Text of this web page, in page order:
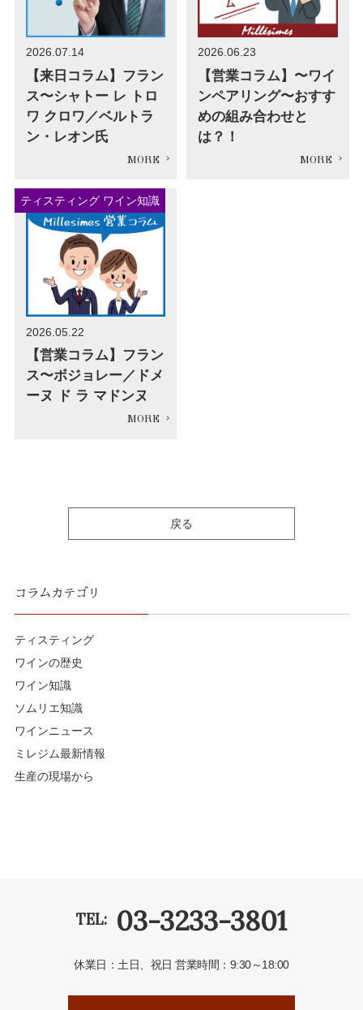
2026.07.14
【来日コラム】フラン
ス〜シャトー レ トロ
ワ クロワ／ベルトラ
ン・レオン氏
2026.06.23
【営業コラム】〜ワイ
ンペアリング〜おすす
めの組み合わせと
は？！
ティスティング ワイン知識
2026.05.22
【営業コラム】フラン
ス〜ボジョレー／ドメ
ーヌ ド ラ マドンヌ
戻る
コラムカテゴリ
ティスティング
ワインの歴史
ワイン知識
ソムリエ知識
ワインニュース
ミレジム最新情報
生産の現場から
TEL: 03-3233-3801
休業日：土日、祝日営業時間：9:30～18:00